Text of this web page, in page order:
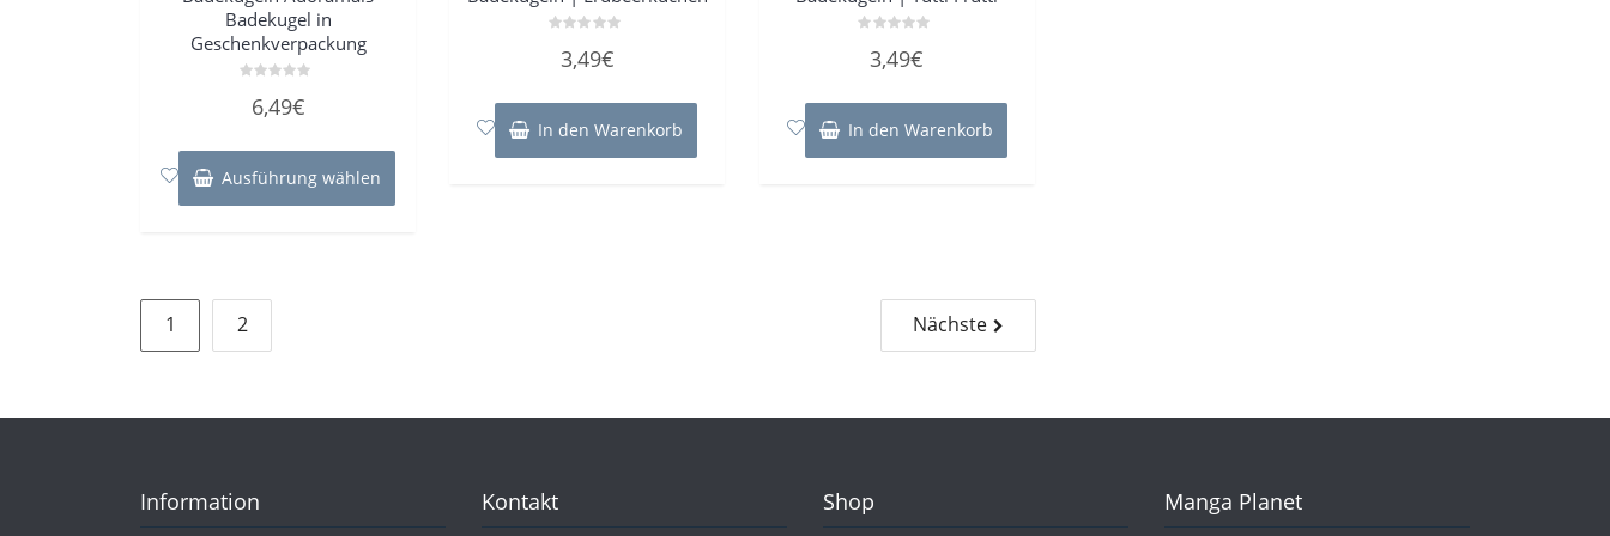
Badekugel in
Geschenkverpackung
mit
5
6,49€
Ausführung wählen
Dieses
Produktseite
mit
5
3,49€
In den Warenkorb
mit
5
3,49€
In den Warenkorb
Seitennummerierung
der
Beiträge
1 2 Nächste
Information Kontakt Shop Manga Planet